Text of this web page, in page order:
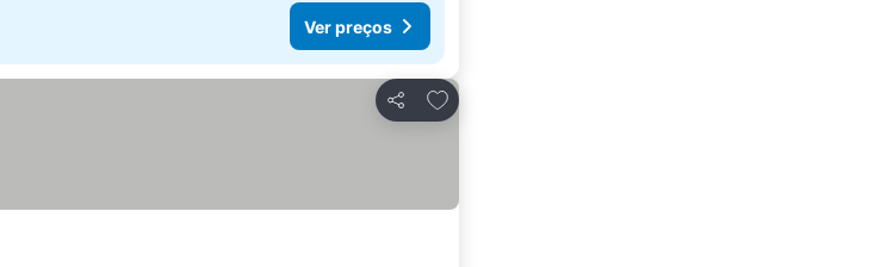
Ver preços
Partilhar
Adicionar aos favoritos